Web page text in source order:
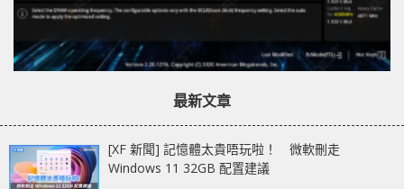
最新文章
[XF 新聞] 記憶體太貴唔玩啦！ 微軟刪走
Windows 11 32GB 配置建議